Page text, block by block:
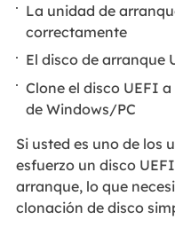
La unidad de
correctamente
El disco de arranque
Clone el disco UEFI
de Windows/PC
Si usted es uno de los
esfuerzo un disco
arranque, lo que
clonación de disco